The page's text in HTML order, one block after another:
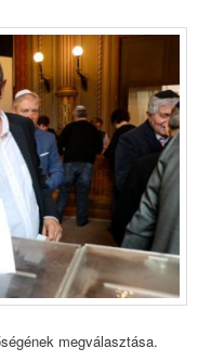
megválasztása.